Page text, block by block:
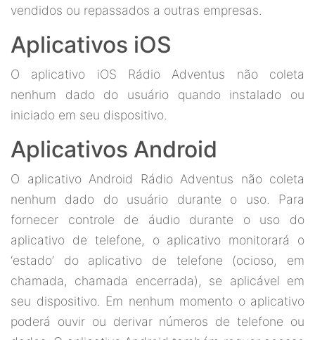
vendidos ou repassados a outras empresas.
Aplicativos iOS
O aplicativo iOS Rádio Adventus não coleta
nenhum dado do usuário quando instalado ou
iniciado em seu dispositivo.
Aplicativos Android
O aplicativo Android Rádio Adventus não coleta
nenhum dado do usuário durante o uso. Para
fornecer controle de áudio durante o uso do
aplicativo de telefone, o aplicativo monitorará o
‘estado’ do aplicativo de telefone (ocioso, em
chamada, chamada encerrada), se aplicável em
seu dispositivo. Em nenhum momento o aplicativo
poderá ouvir ou derivar números de telefone ou